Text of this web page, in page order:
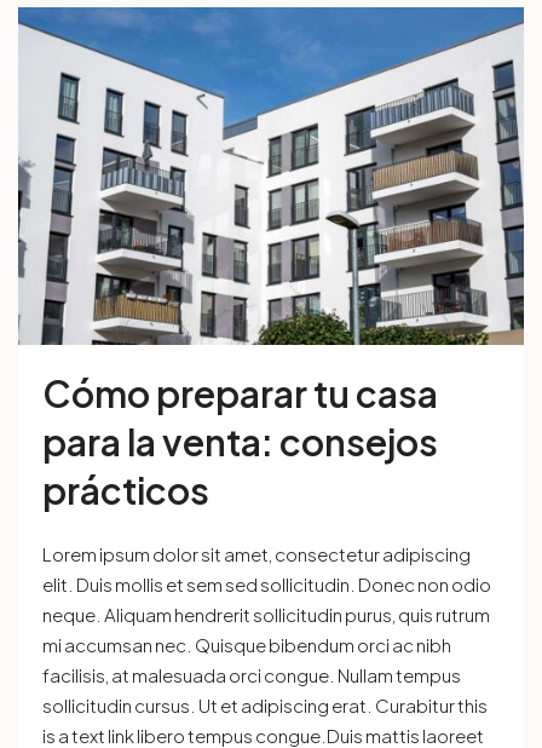
Cómo preparar tu casa
para la venta: consejos
prácticos
Lorem ipsum dolor sit amet, consectetur adipiscing
elit. Duis mollis et sem sed sollicitudin. Donec non odio
neque. Aliquam hendrerit sollicitudin purus, quis rutrum
mi accumsan nec. Quisque bibendum orci ac nibh
facilisis, at malesuada orci congue. Nullam tempus
sollicitudin cursus. Ut et adipiscing erat. Curabitur this
is a text link libero tempus congue.Duis mattis laoreet